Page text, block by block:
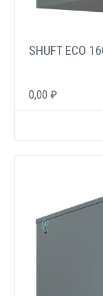
SHUFT ECO
0,00 ₽